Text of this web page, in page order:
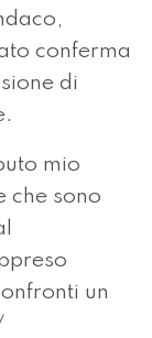
conferma
di
mio
che sono
un